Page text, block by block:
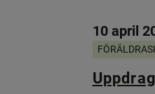
10 april